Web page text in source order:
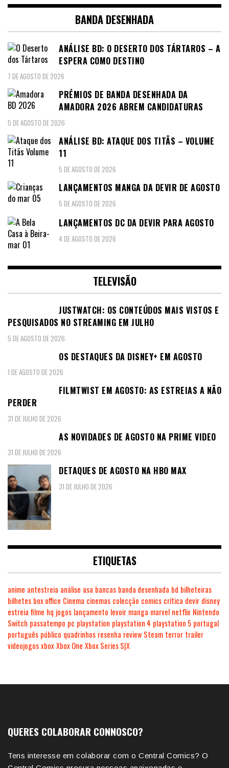
BANDA DESENHADA
ANÁLISE BD: O DESERTO DOS TÁRTAROS – A
ESPERA COMO DESTINO
7 DE AGOSTO DE 2026
PRÉMIOS DE BANDA DESENHADA DA
AMADORA 2026 ABREM CANDIDATURAS
5 DE AGOSTO DE 2026
ANÁLISE BD: ATAQUE DOS TITÃS – VOLUME
11
5 DE AGOSTO DE 2026
LANÇAMENTOS MANGA DA DEVIR DE AGOSTO
5 DE AGOSTO DE 2026
LANÇAMENTOS DC DA DEVIR PARA AGOSTO
4 DE AGOSTO DE 2026
TELEVISÃO
JUSTWATCH: OS CONTEÚDOS MAIS VISTOS E
PESQUISADOS NO STREAMING EM JULHO
5 DE AGOSTO DE 2026
OS DESTAQUES DA DISNEY+ EM AGOSTO
1 DE AGOSTO DE 2026
FILMTWIST EM AGOSTO: AS ESTREIAS A NÃO
PERDER
31 DE JULHO DE 2026
AS NOVIDADES DE AGOSTO NA PRIME VIDEO
31 DE JULHO DE 2026
DETAQUES DE AGOSTO NA HBO MAX
31 DE JULHO DE 2026
ETIQUETAS
anime antestreia análise asa bancas banda desenhada bd bilheteiras
bilhetes box office Cinema cinemas colecção comics crítica devir disney
estreia filme hq jogos lançamento levoir manga marvel netflix Nintendo
Switch passatempo pc playstation playstation 4 playstation 5 portugal
português público quadrinhos resenha review Steam terror trailer
videojogosxboxXbox One Xbox Series S|X
QUERES COLABORAR CONNOSCO?
Tens interesse em colaborar com o Central Comics? O